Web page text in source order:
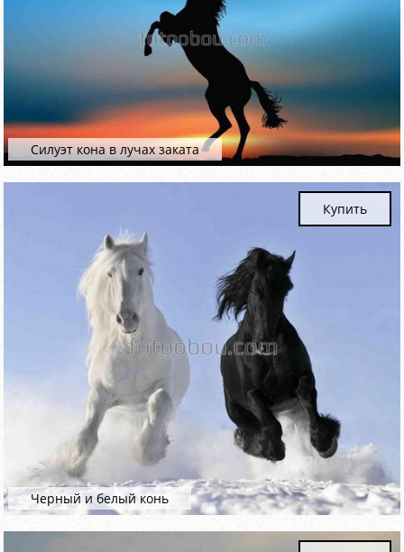
Силуэт кона в лучах заката
Черный и белый конь
Купить